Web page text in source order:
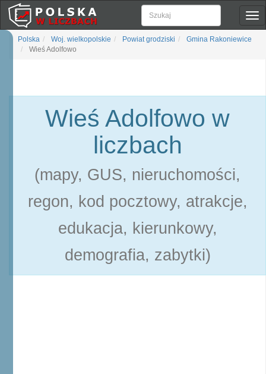
Polska Woj. wielkopolskie Powiat grodziski
Gmina Rakoniewice
Wieś Adolfowo
Wieś Adolfowo w
liczbach
(mapy, GUS, nieruchomości,
regon, kod pocztowy, atrakcje,
edukacja, kierunkowy,
demografia, zabytki)